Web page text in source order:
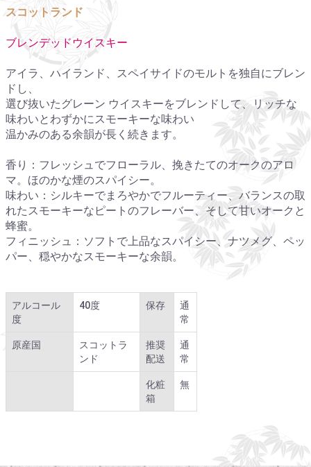
スコットランド
ブレンデッドウイスキー
アイラ、ハイランド、スペイサイドのモルトを独自にブレン
ドし、
選び抜いたグレーン ウイスキーをブレンドして、リッチな
味わいとわずかにスモーキーな味わい
温かみのある余韻が長く続きます。
香り：フレッシュでフローラル、挽きたてのオークのアロ
マ。ほのかな煙のスパイシー。
味わい：シルキーでまろやかでフルーティー、バランスの取
れたスモーキーなピートのフレーバー、そして甘いオークと
蜂蜜。
フィニッシュ：ソフトで上品なスパイシー、ナツメグ、ペッ
パー、穏やかなスモーキーな余韻。
アルコール
度
40度 保存
通
常
原産国
スコットラ
ンド
推奨
配送
通
常
化粧
箱
無